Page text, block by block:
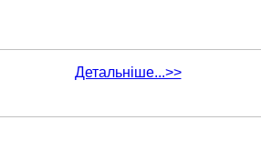
Детальніше...>>